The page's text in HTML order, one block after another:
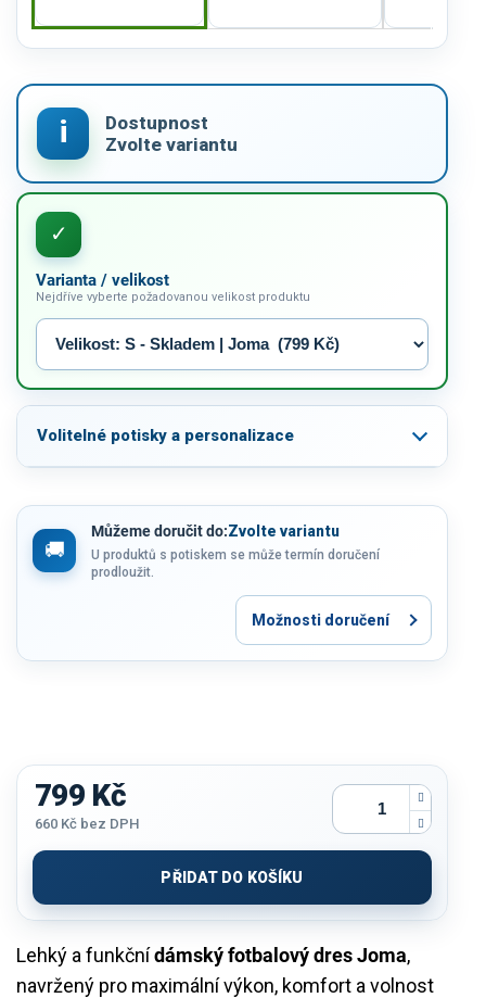
Varianta / velikost
Nejdříve vyberte požadovanou velikost produktu
Volitelné potisky a personalizace
Můžeme doručit do:Zvolte variantu
U produktů s potiskem se může termín doručení
prodloužit.
Možnosti doručení
Lehký a funkčnídámský fotbalový dres Joma,
navržený pro maximální výkon, komfort a volnost
799 Kč
660 Kč bez DPH
cena:
PŘIDAT DO KOŠÍKU